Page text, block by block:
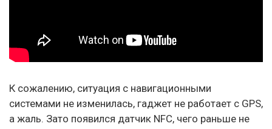
К сожалению, ситуация с навигационными
системами не изменилась, гаджет не работает с GPS,
а жаль. Зато появился датчик NFC, чего раньше не